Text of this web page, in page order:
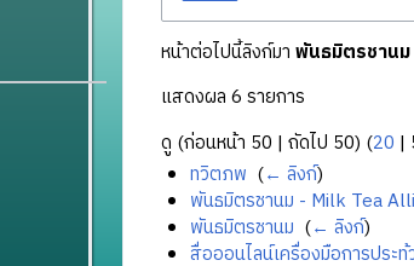
หน้าต่อไปนี้ลิงก์มา พันธมิตรชาน
แสดงผล 6 รายการ
ดู (ก่อนหน้า 50 | ถัดไป 50) (20 |
ทวิตภพ (← ลิงก์)
พันธมิตรชานม - Milk Tea
พันธมิตรชานม (← ลิงก์)
สื่อออนไลน์เครื่องมือการประ